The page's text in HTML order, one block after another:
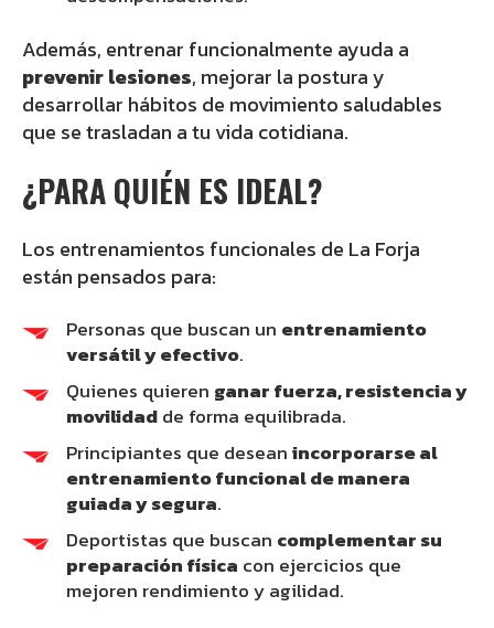
Además, entrenar funcionalmente ayuda a
prevenir lesiones, mejorar la postura y
desarrollar hábitos de movimiento saludables
que se trasladan a tu vida cotidiana.
¿PARA QUIÉN ES IDEAL?
Los entrenamientos funcionales de La Forja
están pensados para:
Personas que buscan un entrenamiento
versátil y efectivo.
Quienes quieren ganar fuerza, resistencia y
movilidadde forma equilibrada.
Principiantes que deseanincorporarse al
entrenamiento funcional de manera
guiada y segura.
Deportistas que buscan complementar su
preparación física con ejercicios que
mejoren rendimiento y agilidad.